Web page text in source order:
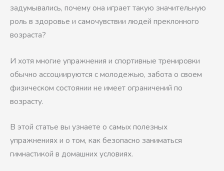
задумывались, почему она играет такую значительную
роль в здоровье и самочувствии людей преклонного
возраста?
И хотя многие упражнения и спортивные тренировки
обычно ассоциируются с молодежью, забота о своем
физическом состоянии не имеет ограничений по
возрасту.
В этой статье вы узнаете о самых полезных
упражнениях и о том, как безопасно заниматься
гимнастикой в домашних условиях.